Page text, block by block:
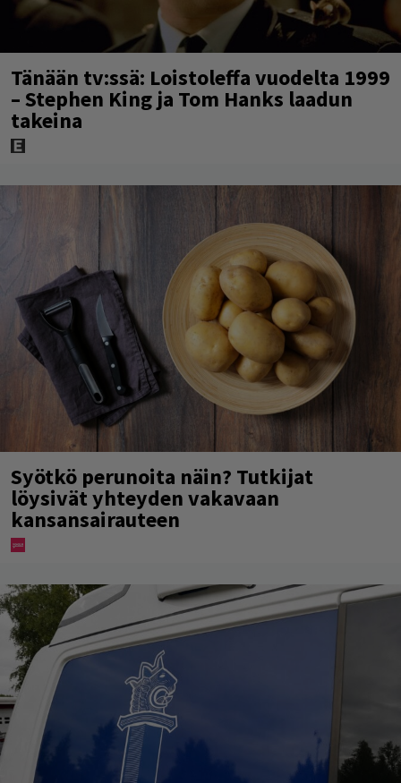
Tänään tv:ssä: Loistoleffa vuodelta 1999
– Stephen King ja Tom Hanks laadun
takeina
Syötkö perunoita näin? Tutkijat
löysivät yhteyden vakavaan
kansansairauteen